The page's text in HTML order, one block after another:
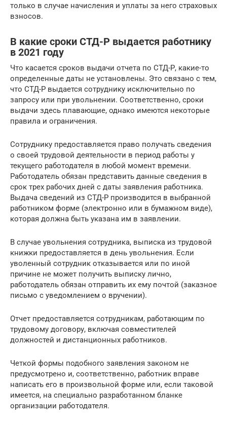
только в случае начисления и уплаты за него страховых
взносов.
В какие сроки СТД-Р выдается работнику
в 2021 году
Что касается сроков выдачи отчета по СТД-Р, какие-то
определенные даты не установлены. Это связано с тем,
что СТД-Р выдается сотруднику исключительно по
запросу или при увольнении. Соответственно, сроки
выдачи здесь плавающие, однако имеются некоторые
правила и ограничения.
Сотруднику предоставляется право получать сведения
о своей трудовой деятельности в период работы у
текущего работодателя в любой момент времени.
Работодатель обязан представить данные сведения в
срок трех рабочих дней с даты заявления работника.
Выдача сведений из СТД-Р производится в выбранной
работником форме (электронно или в бумажном виде),
которая должна быть указана им в заявлении.
В случае увольнения сотрудника, выписка из трудовой
книжки предоставляется в день увольнения. Если
уволенный сотрудник отказывается или по иной
причине не может получить выписку лично,
работодатель обязан отправить их ему почтой (заказное
письмо с уведомлением о вручении).
Отчет предоставляется сотрудникам, работающим по
трудовому договору, включая совместителей
должностей и дистанционных работников.
Четкой формы подобного заявления законом не
предусмотрено и, соответственно, работник вправе
написать его в произвольной форме или, если таковой
имеется, на специально разработанном бланке
организации работодателя.